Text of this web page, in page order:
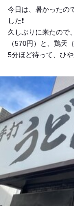
今日は、暑かったの
した❗️
久しぶりに来たので
（570円）と、鶏天
5分ほど待って、ひ